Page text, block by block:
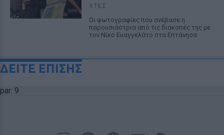
ΧΤΕΣ
Οι φωτογραφίες που ανέβασε η
παρουσιάστρια από τις διακοπές της με
τον Νίκο Ευαγγελάτο στα Επτάνησα
ΔΕΙΤΕ ΕΠΙΣΗΣ
par: 9